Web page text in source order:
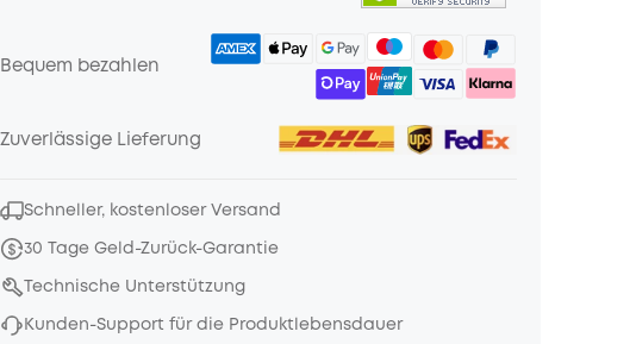
Bequem bezahlen
Zuverlässige Lieferung
Schneller, kostenloser Versand
30 Tage Geld-Zurück-Garantie
Technische Unterstützung
Kunden-Support für die Produktlebensdauer